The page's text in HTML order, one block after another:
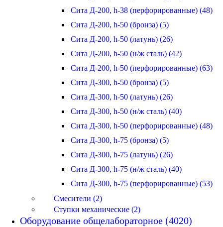
Сита Д-200, h-38 (перфорированные) (48)
Сита Д-200, h-50 (бронза) (5)
Сита Д-200, h-50 (латунь) (26)
Сита Д-200, h-50 (н/ж сталь) (42)
Сита Д-200, h-50 (перфорированные) (63)
Сита Д-300, h-50 (бронза) (5)
Сита Д-300, h-50 (латунь) (26)
Сита Д-300, h-50 (н/ж сталь) (40)
Сита Д-300, h-50 (перфорированные) (48)
Сита Д-300, h-75 (бронза) (5)
Сита Д-300, h-75 (латунь) (26)
Сита Д-300, h-75 (н/ж сталь) (40)
Сита Д-300, h-75 (перфорированные) (53)
Смесители (2)
Ступки механические (2)
Оборудование общелабораторное (4020)